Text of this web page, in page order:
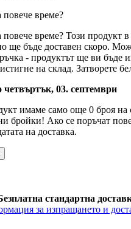
време?
време? Този продукт
ще бъде доставен скоро.
- продуктът ще ви бъде
на склад. Затворете
четвъртък, 03. септември
имаме само още 0 броя на
бройки! Ако се поръчат
на доставка.
стандартна
за изпращането и